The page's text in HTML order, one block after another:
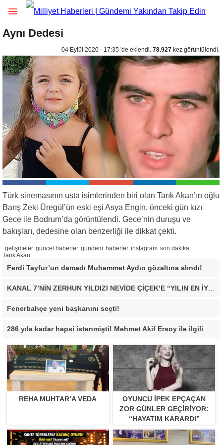
Aynı Dedesi
04 Eylül 2020 - 17:35 'de eklendi. 78.927 kez görüntülendi.
Türk sinemasının usta isimlerinden biri olan Tarık Akan’ın oğlu
Barış Zeki Üregül’ün eski eşi Asya Engin, önceki gün kızı
Gece ile Bodrum’da görüntülendi. Gece’nin duruşu ve
bakışları, dedesine olan benzerliği ile dikkat çekti.
gelişmeler güncel haberler gündem haberler instagram son dakika
Tarık Akan
Ferdi Tayfur’un damadı Muhammet Aydın gözaltına alındı!
KANAL 7’NİN ZERHUN YILDIZI NEVİDE ÇİÇEK’E “YILIN EN İYİ ÇIKIŞ YAPAN KADIN OYUNCUSU” ÖDÜLÜ!
Fenerbahçe yeni başkanını seçti!
286 yıla kadar hapsi istenmişti! Mehmet Akif Ersoy ile ilgili yeni gelişme
REHA MUHTAR’A VEDA
OYUNCU İPEK EPÇAÇAN
ZOR GÜNLER GEÇIRIYOR:
“HAYATIM KARARDI”